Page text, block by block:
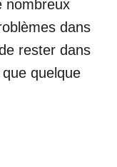
nombreux
dans
rester dans
quelque